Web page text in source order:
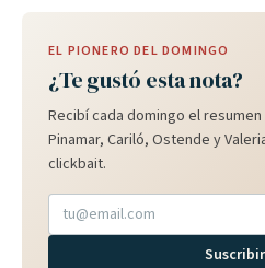
EL PIONERO DEL DOMINGO
¿Te gustó esta nota?
Recibí cada domingo el
Pinamar, Cariló, Ostende y
clickbait.